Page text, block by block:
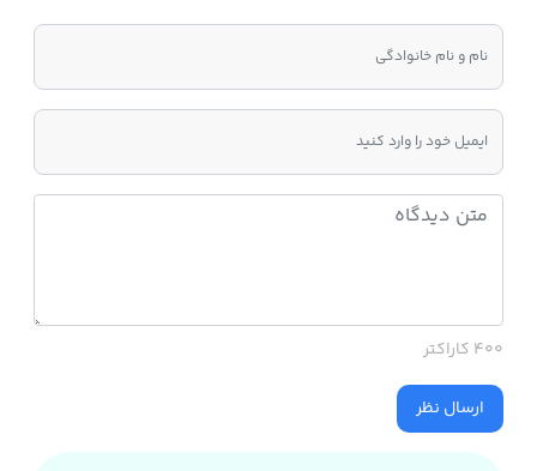
400 کاراکتر
ارسال نظر